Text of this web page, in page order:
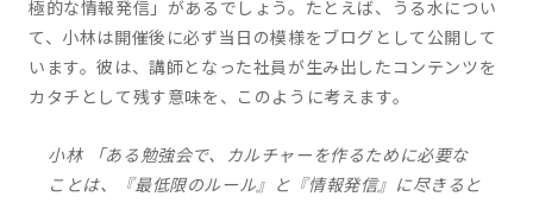
極的な情報発信」があるでしょう。たとえば、うる水につい
て、小林は開催後に必ず当日の模様をブログとして公開して
います。彼は、講師となった社員が生み出したコンテンツを
カタチとして残す意味を、このように考えます。
小林 「ある勉強会で、カルチャーを作るために必要な
ことは、『最低限のルール』と『情報発信』に尽きると